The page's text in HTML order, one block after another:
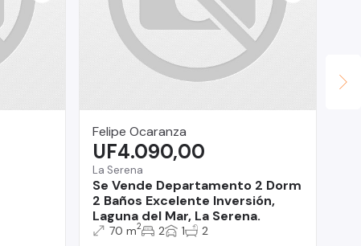
Felipe Ocaranza
La Serena
Se Vende Departamento 2 Dorm
2 Baños Excelente Inversión,
Laguna del Mar, La Serena.
UF4.090,00
70 m2 2 1 2